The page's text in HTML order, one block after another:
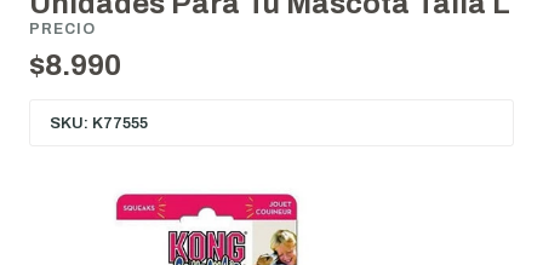
PRECIO
$8.990
SKU: K77555